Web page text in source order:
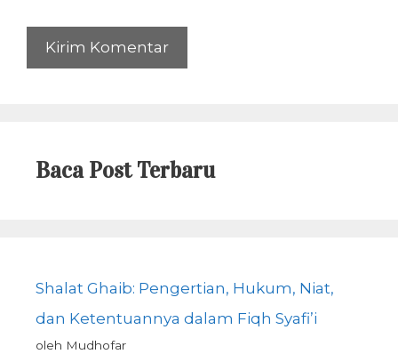
Baca Post Terbaru
Shalat Ghaib: Pengertian, Hukum, Niat,
dan Ketentuannya dalam Fiqh Syafi’i
oleh Mudhofar